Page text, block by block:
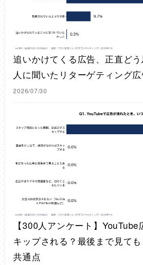
追いかけてくる広告、正直ど
人に聞いたリターゲティング
2026/07/30
【300人アンケート】
キップされる？最後まで見て
共通点